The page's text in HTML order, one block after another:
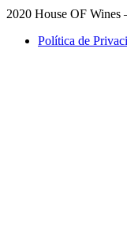
2020 House OF Wines
Política de